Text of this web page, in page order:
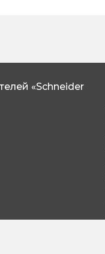
«Schneider